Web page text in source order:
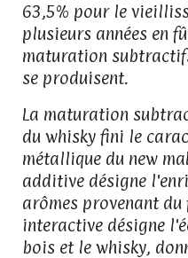
63,5% pour le
plusieurs années en
maturation
se produisent.
La maturation
du whisky fini le
métallique du new
additive désigne
arômes provenant
interactive désigne
bois et le whisky,